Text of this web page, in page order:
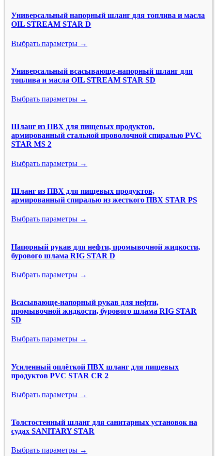
Универсальный напорный шланг для топлива и масла
OIL STREAM STAR D
Выбрать параметры →
Универсальный всасывающе-напорный шланг для
топлива и масла OIL STREAM STAR SD
Выбрать параметры →
Шланг из ПВХ для пищевых продуктов,
армированный стальной проволочной спиралью PVC
STAR MS 2
Выбрать параметры →
Шланг из ПВХ для пищевых продуктов,
армированный спиралью из жесткого ПВХ STAR PS
Выбрать параметры →
Напорный рукав для нефти, промывочной жидкости,
бурового шлама RIG STAR D
Выбрать параметры →
Всасывающе-напорный рукав для нефти,
промывочной жидкости, бурового шлама RIG STAR
SD
Выбрать параметры →
Усиленный оплёткой ПВХ шланг для пищевых
продуктов PVC STAR CR 2
Выбрать параметры →
Толстостенный шланг для санитарных установок на
судах SANITARY STAR
Выбрать параметры →